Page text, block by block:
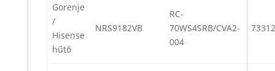
Gorenje
/
Hisense
hűtő
NRS9182VB
RC-
70WS4SRB/CVA2-
004